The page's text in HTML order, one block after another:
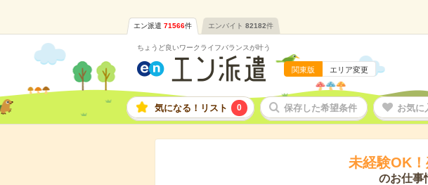
エン派遣 71566件 エンバイト 82182件
ちょうど良いワークライフバランスが叶う
関東版 エリア変更
気になる！リスト 0 保存した希望条件 お気に
未経験OK
のお仕事